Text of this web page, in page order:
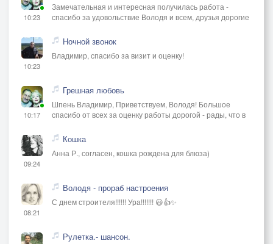
10:23
Замечательная и интересная получилась работа -
спасибо за удовольствие Володя и всем, друзья дорогие
10:23
Ночной звонок
Владимир, спасибо за визит и оценку!
10:17
Грешная любовь
Шпень Владимир, Приветствуем, Володя! Большое
спасибо от всех за оценку работы дорогой - рады, что в
09:24
Кошка
Анна Р., согласен, кошка рождена для блюза)
08:21
Володя - прораб настроения
С днем строителя!!!!!! Ура!!!!!!! 😃👍✨
Рулетка.- шансон.